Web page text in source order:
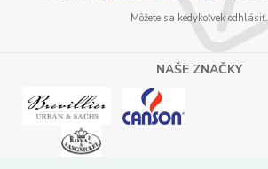
Môžete sa kedykoľvek odhlásiť.
NAŠE ZNAČKY